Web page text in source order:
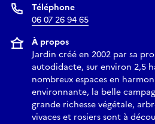
Téléphone
06 07 26 94 65
À propos
Jardin créé en 2002 par sa
autodidacte, sur environ 2,5
nombreux espaces en
environnante, la belle
grande richesse végétale,
vivaces et rosiers sont à